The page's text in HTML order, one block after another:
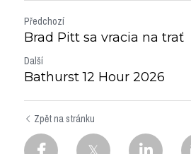
Předchozí
Brad Pitt sa vracia na trať
Další
Bathurst 12 Hour 2026
Zpět na stránku